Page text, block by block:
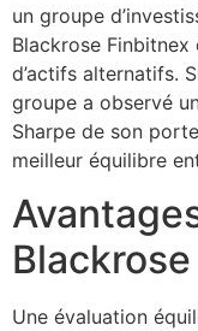
un groupe
Blackrose Finbitnex
d’actifs alternatifs.
groupe a observé
Sharpe de son
meilleur équilibre
Une évaluation